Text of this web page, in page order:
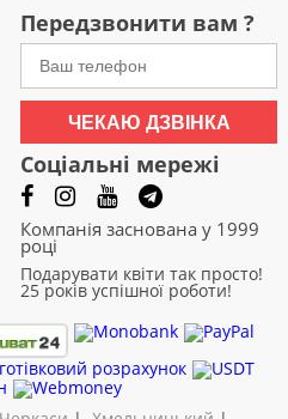
Передзвонити вам ?
ЧЕКАЮ ДЗВІНКА
Соціальні мережі
Компанія заснована у 1999
році
Подарувати квіти так просто!
25 років успішної роботи!